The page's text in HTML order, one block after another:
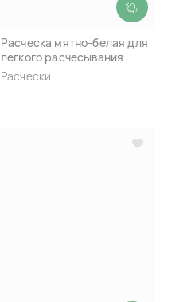
Расческа мятно-белая для
легкого расчесывания
волос Janeke Superbrush
Расчески